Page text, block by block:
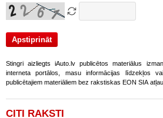
Stingri aizliegts iAuto.lv publicētos materiālus
interneta portālos, masu informācijas līdzekļos
publicētajiem materiāliem bez rakstiskas EON SIA
CITI RAKSTI